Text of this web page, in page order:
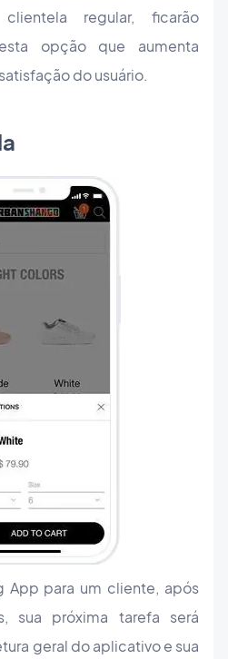
regular, ficarão
opção que aumenta
do usuário.
App para um cliente, após
sua próxima tarefa será
geral do aplicativo e sua